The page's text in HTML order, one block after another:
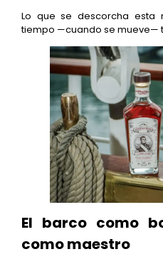
Lo que se descorcha esta
tiempo —cuando se mueve—
El barco como
como maestro